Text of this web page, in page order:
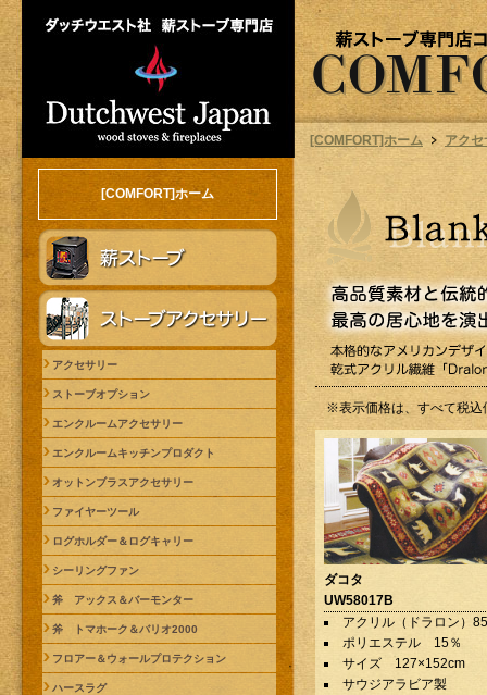
[COMFORT]ホーム アク
[COMFORT]ホーム
アクセサリー
ストーブオプション
エンクルームアクセサリー
エンクルームキッチンプロダクト
オットンブラスアクセサリー
ファイヤーツール
ログホルダー＆ログキャリー
シーリングファン
斧 アックス＆バーモンター
斧 トマホーク＆バリオ2000
フロアー＆ウォールプロテクション
ハースラグ
※表示価格は、すべて税込
ダコタ
UW58017B
アクリル（ドラロン）
ポリエステル 15％
サイズ 127×152cm
サウジアラビア製